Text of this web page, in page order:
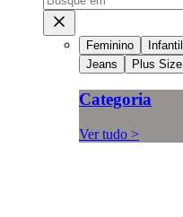
Feminino Infantil
Jeans
Plus Size
Categoria
Ver tudo >